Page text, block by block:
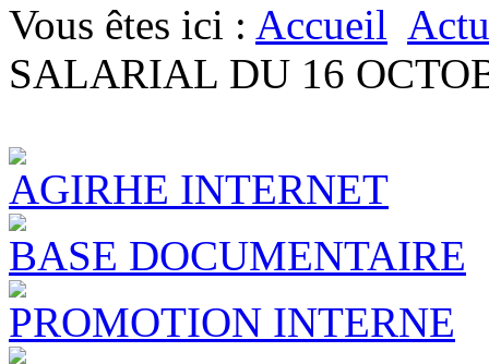
Vous êtes ici : Accueil
SALARIAL DU 16
AGIRHE INTERNET
BASE DOCUMENTAIRE
PROMOTION INTERNE